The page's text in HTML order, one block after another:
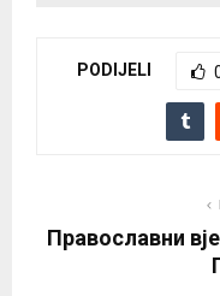
PODIJELI
Православни